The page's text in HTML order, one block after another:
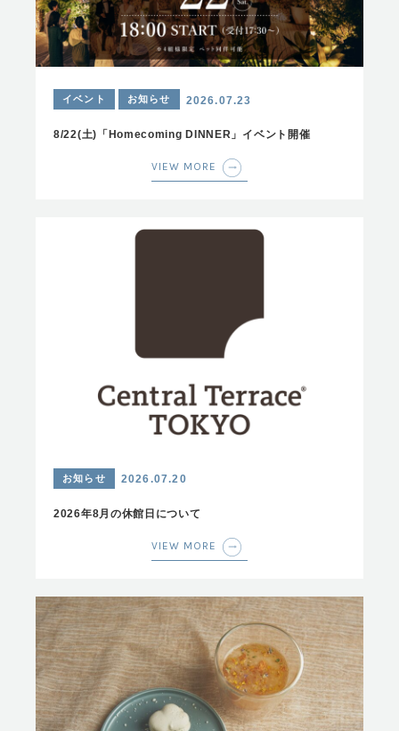
イベント お知らせ 2026.07.23
8/22(土)「Homecoming DINNER」イベント開催
VIEW MORE
お知らせ 2026.07.20
2026年8月の休館日について
VIEW MORE